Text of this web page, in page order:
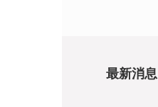
最新消息